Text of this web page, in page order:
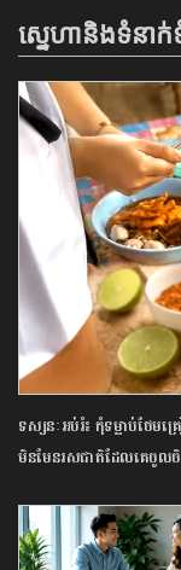
ស្នេហានិងទំនា
ទស្សនៈអប់រំ៖ កុំទម្លាប់ថែមគ្
មិនមែនរសជាតិដែលគេចូលចិ